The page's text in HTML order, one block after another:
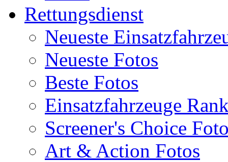
Rettungsdienst
Neueste
Neueste Fotos
Beste Fotos
Einsatzfahrzeuge
Screener's Choice
Art & Action Fotos